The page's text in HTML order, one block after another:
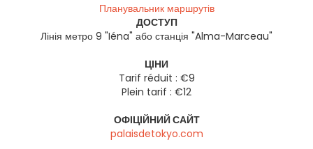
Планувальник маршрутів
ДОСТУП
Лінія метро 9 "Iéna" або станція "Alma-Marceau"
ЦІНИ
Tarif réduit : €9
Plein tarif : €12
ОФІЦІЙНИЙ САЙТ
palaisdetokyo.com